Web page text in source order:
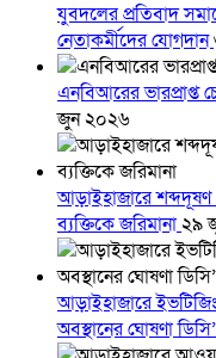
যুবদলের প্রতিবাদ
নেতাকর্মীদের যোগদান
এনবিআরের ভারপ্রাপ্ত
জুন ২০২৬
আড়াইহাজারে শব্দদূষণ
ব্যক্তিকে জরিমানা২৯
আড়াইহাজারে
অবস্থানের ঘোষণা